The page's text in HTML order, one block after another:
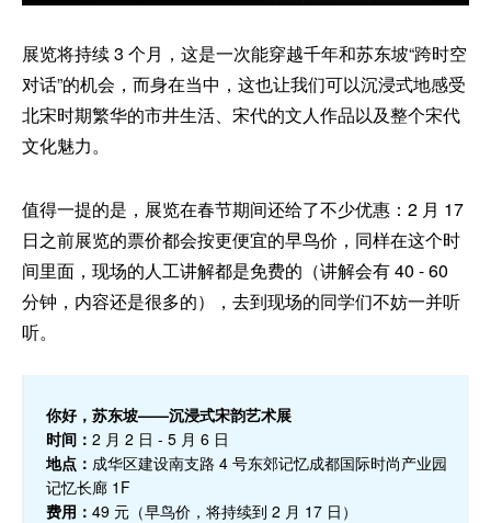
展览将持续 3 个月，这是一次能穿越千年和苏东坡“跨时空
对话”的机会，而身在当中，这也让我们可以沉浸式地感受
北宋时期繁华的市井生活、宋代的文人作品以及整个宋代
文化魅力。
值得一提的是，展览在春节期间还给了不少优惠：2 月 17
日之前展览的票价都会按更便宜的早鸟价，同样在这个时
间里面，现场的人工讲解都是免费的（讲解会有 40 - 60
分钟，内容还是很多的），去到现场的同学们不妨一并听
听。
你好，苏东坡——沉浸式宋韵艺术展
时间： 2 月 2 日 - 5 月 6 日
地点： 成华区建设南支路 4 号东郊记忆成都国际时尚产业园
记忆长廊 1F
费用： 49 元（早鸟价，将持续到 2 月 17 日）